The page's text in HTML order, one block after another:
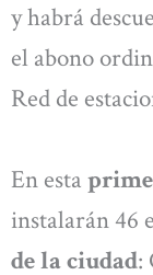
y habrá
el abono
Red de
En esta
instalarán 46
de la ciudad: